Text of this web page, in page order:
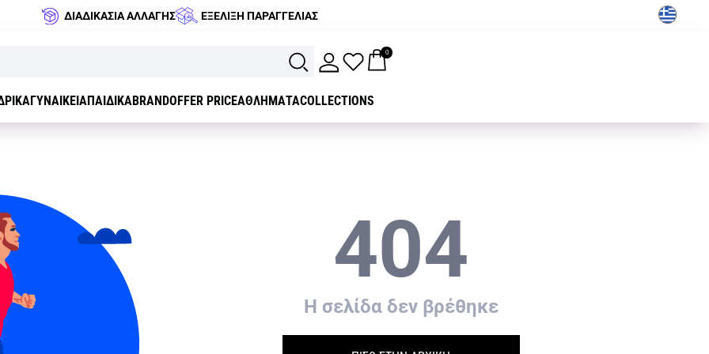
ΔΙΑΔΙΚΑΣΙΑ ΑΛΛΑΓΗΣ ΕΞΕΛΙΞΗ ΠΑΡΑΓΓΕΛΙΑΣ
0
ΓΥΝΑΙΚΕΙΑΠΑΙΔΙΚΑBRANDOFFER PRICEΑΘΛΗΜΑΤΑCOLLECTIONS
404
H σελίδα δεν βρέθηκε